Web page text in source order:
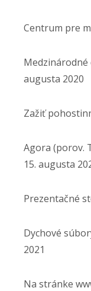
Centrum pre
Medzinárodné
augusta 2020
Zažiť
Agora (porov.
15. augusta
Prezentačné
Dychové
2021
Na stránke